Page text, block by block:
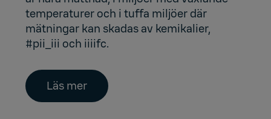
temperaturer och i tuffa miljöer där
mätningar kan skadas av kemikalier,
#pii_iii och iiiifc.
Läs mer